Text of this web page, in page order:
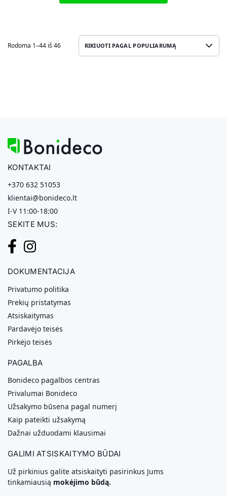
Rodoma 1–44 iš 46
KONTAKTAI
+370 632 51053
klientai@bonideco.lt
I-V 11:00-18:00
SEKITE MUS:
DOKUMENTACIJA
Privatumo politika
Prekių pristatymas
Atsiskaitymas
Pardavėjo teisės
Pirkėjo teisės
PAGALBA
Bonideco pagalbos centras
Privalumai Bonideco
Užsakymo būsena pagal numerį
Kaip pateikti užsakymą
Dažnai užduodami klausimai
GALIMI ATSISKAITYMO BŪDAI
Už pirkinius galite atsiskaityti pasirinkus Jums
tinkamiausią mokėjimo būdą.